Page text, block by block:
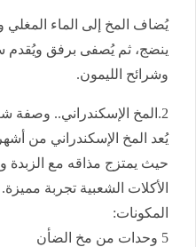
ينضج، ثم يُصفى برفق ويُقدم
وشرائح الليمون.
2.المخ الإسكندراني.. وصفة شعبية بنكهة غنية
يُعد المخ الإسكندراني من
حيث يمتزج مذاقه مع الزبدة
الأكلات الشعبية تجربة مميزة.
المكونات:
5 وحدات من مخ الضأن